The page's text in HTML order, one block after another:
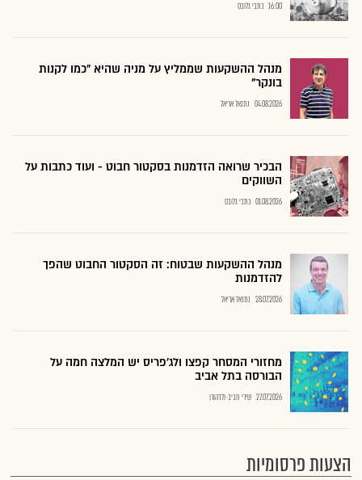
16:00 כתבי גלובס
מנהל ההשקעות שממליץ על מניה שהיא "כמו לקנות
בונקר"
04.08.2026 נתנאל אריאל
הבכיר שרואה הזדמנות בסקטור חבוט - ועוד כתבות על
השווקים
01.08.2026 כתבי גלובס
מנהל ההשקעות שבטוח: זה הסקטור החבוט שהפך
להזדמנות
28.07.2026 נתנאל אריאל
מחזורי המסחר קפצו ולג'פריס יש המלצה חמה על
הבורסה בתל אביב
27.07.2026 שירי חביב-ולדהורן
הצעות פרסומיות